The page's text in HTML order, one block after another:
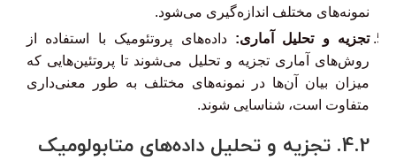
نمونه‌های مختلف اندازه‌گیری می‌شود.
تجزیه و تحلیل آماری: داده‌های پروتئومیک با استفاده از
روش‌های آماری تجزیه و تحلیل می‌شوند تا پروتئین‌هایی که
میزان بیان آن‌ها در نمونه‌های مختلف به طور معنی‌داری
متفاوت است، شناسایی شوند.
4.2. تجزیه و تحلیل داده‌های متابولومیک